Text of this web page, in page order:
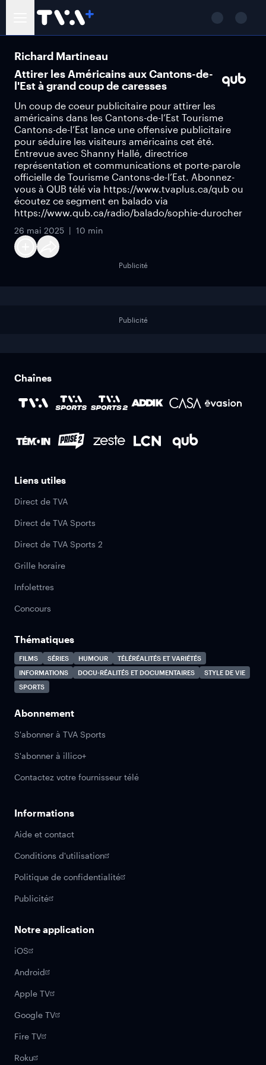
Richard Martineau
Attirer les Américains aux Cantons-de-
l'Est à grand coup de caresses
Un coup de coeur publicitaire pour attirer les
américains dans les Cantons-de-l’Est Tourisme
Cantons-de-l’Est lance une offensive publicitaire
pour séduire les visiteurs américains cet été.
Entrevue avec Shanny Hallé, directrice
représentation et communications et porte-parole
officielle de Tourisme Cantons-de-l’Est. Abonnez-
vous à QUB télé via https://www.tvaplus.ca/qub ou
écoutez ce segment en balado via
https://www.qub.ca/radio/balado/sophie-durocher
26 mai 2025 10 min
Publicité
Publicité
Chaînes
Liens utiles
Direct de TVA
Direct de TVA Sports
Direct de TVA Sports 2
Grille horaire
Infolettres
Concours
Thématiques
FILMS SÉRIES HUMOUR
TÉLÉRÉALITÉS ET VARIÉTÉS
INFORMATIONS
DOCU-RÉALITÉS ET DOCUMENTAIRES
STYLE DE VIE
SPORTS
Abonnement
S'abonner à TVA Sports
S'abonner à illico+
Contactez votre fournisseur télé
Informations
Aide et contact
Conditions d'utilisation
Politique de confidentialité
Publicité
Notre application
iOS
Android
Apple TV
Google TV
Fire TV
Roku